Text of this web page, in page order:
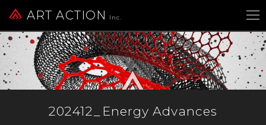
ART ACTION Inc.
202412_Energy Advances